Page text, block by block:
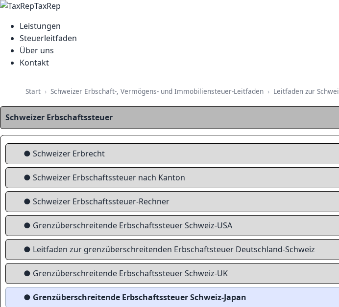
TaxRep
Leistungen
Steuerleitfaden
Über uns
Kontakt
Start Schweizer Erbschaft-, Vermögens- und Immobiliensteuer-Leitfaden Leitfaden zur
Schweizer Erbschaftssteuer
● Schweizer Erbrecht
● Schweizer Erbschaftssteuer nach Kanton
● Schweizer Erbschaftssteuer-Rechner
● Grenzüberschreitende Erbschaftssteuer Schweiz-USA
● Leitfaden zur grenzüberschreitenden Erbschaftsteuer Deutschland-Schweiz
● Grenzüberschreitende Erbschaftssteuer Schweiz-UK
● Grenzüberschreitende Erbschaftssteuer Schweiz-Japan